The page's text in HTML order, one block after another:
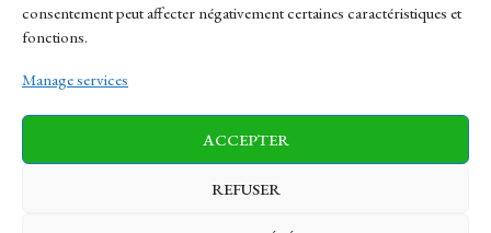
consentement peut affecter négativement certaines caractéristiques et
fonctions.
Manage services
ACCEPTER
REFUSER
Sitemap
News Finance-Marches Politics
Business Tech Health Sports Travel